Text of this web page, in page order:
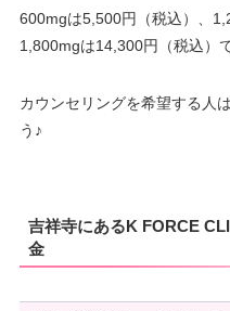
600mgは5,500円（税込）、
1,800mgは14,300円（税込）で
カウンセリングを希望する人
う♪
吉祥寺にあるK FORCE
金